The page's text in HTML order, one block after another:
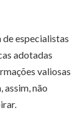
especialistas
adotadas
valiosas
assim, não